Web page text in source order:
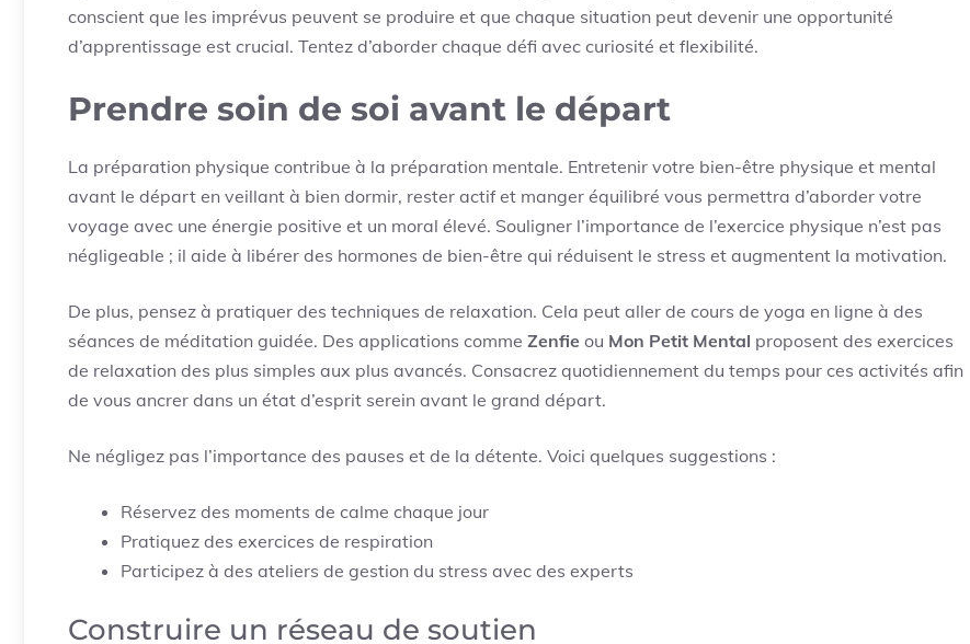
conscient que les imprévus peuvent se produire et que chaque situation peut devenir une opportunité
d’apprentissage est crucial. Tentez d’aborder chaque défi avec curiosité et flexibilité.
Prendre soin de soi avant le départ
La préparation physique contribue à la préparation mentale. Entretenir votre bien-être physique et mental
avant le départ en veillant à bien dormir, rester actif et manger équilibré vous permettra d’aborder votre
voyage avec une énergie positive et un moral élevé. Souligner l’importance de l’exercice physique n’est pas
négligeable ; il aide à libérer des hormones de bien-être qui réduisent le stress et augmentent la motivation.
De plus, pensez à pratiquer des techniques de relaxation. Cela peut aller de cours de yoga en ligne à des
séances de méditation guidée. Des applications comme Zenfie ou Mon Petit Mental proposent des exercices
de relaxation des plus simples aux plus avancés. Consacrez quotidiennement du temps pour ces activités afin
de vous ancrer dans un état d’esprit serein avant le grand départ.
Ne négligez pas l’importance des pauses et de la détente. Voici quelques suggestions :
Réservez des moments de calme chaque jour
Pratiquez des exercices de respiration
Participez à des ateliers de gestion du stress avec des experts
Construire un réseau de soutien